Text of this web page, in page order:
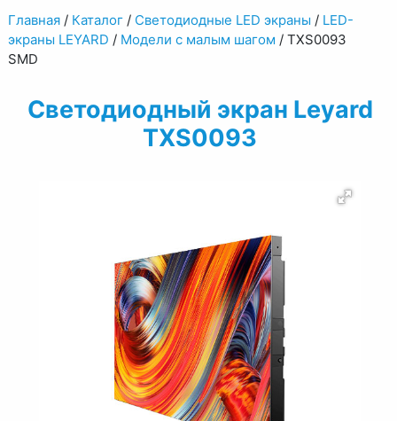
Главная/ Каталог/ Светодиодные LED экраны / LED-
экраны LEYARD / Модели с малым шагом / TXS0093
SMD
Светодиодный экран Leyard
TXS0093